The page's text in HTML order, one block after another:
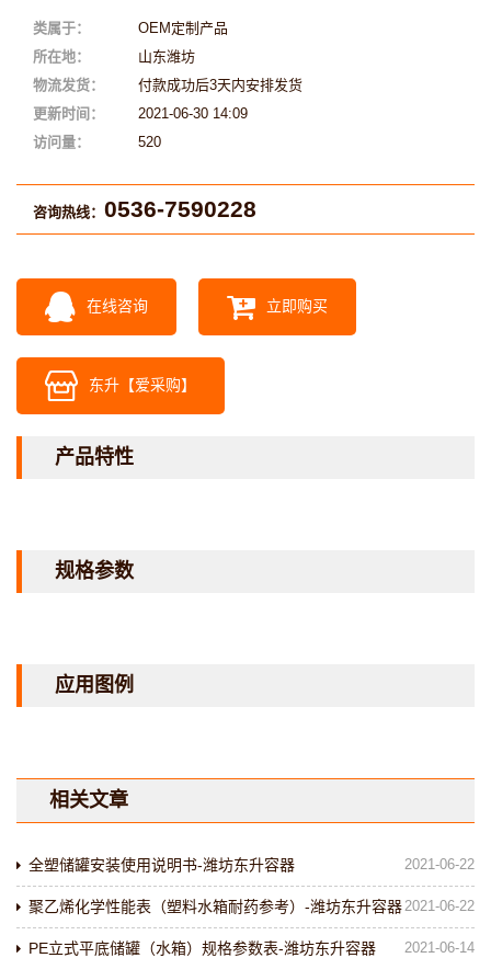
类属于：
OEM定制产品
所在地：
山东潍坊
物流发货：
付款成功后3天内安排发货
更新时间：
2021-06-30 14:09
访问量：
520
咨询热线： 0536-7590228
在线咨询 立即购买
东升【爱采购】
产品特性
规格参数
应用图例
相关文章
2021-06-22
全塑储罐安装使用说明书-潍坊东升容器
2021-06-22
聚乙烯化学性能表（塑料水箱耐药参考）-潍坊东升容器
2021-06-14
PE立式平底储罐（水箱）规格参数表-潍坊东升容器